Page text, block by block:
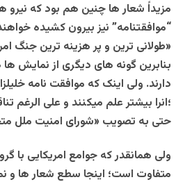
مزیداً شعار ها چنین هم بود که نیرو
“موافقتنامه” نیز بیرون کشیده
«طولانی ترین و پر هزینه ترین جنگ
بنابرین گونه های دیگری از نمایش
دارند. ولی اینک که موافقت نامه
؛انرا بیشتر علم میکنند و علی الرغم
حتی به تصویب «شورای امنیت ملل
ولی همانقدر که جوامع امریکایی با
متفاوت است؛ اینجا سطع شعار ها و